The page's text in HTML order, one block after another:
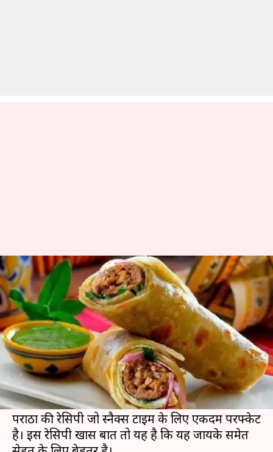
सेहत के लिए बेहतर है वेज कबाब रोल
परांठा, घर पर ऐसे करें तैयार
लेखन अंजली Dec 04, 2020 06:45 am
क्या है खबर?
कबाब सिर्फ नॉन वेजिटेरियन्स के लिए ही नहीं होता बल्कि
वेजिटेरियन्स भी कबाब के जायके का लुत्फ ले सकते हैं।
इसलिए आज हम आपको बताने जा रहे हैं वेज कबाब रोल
पराठा की रेसिपी जो स्नैक्स टाइम के लिए एकदम परफ्केट
है। इस रेसिपी खास बात तो यह है कि यह जायके समेत